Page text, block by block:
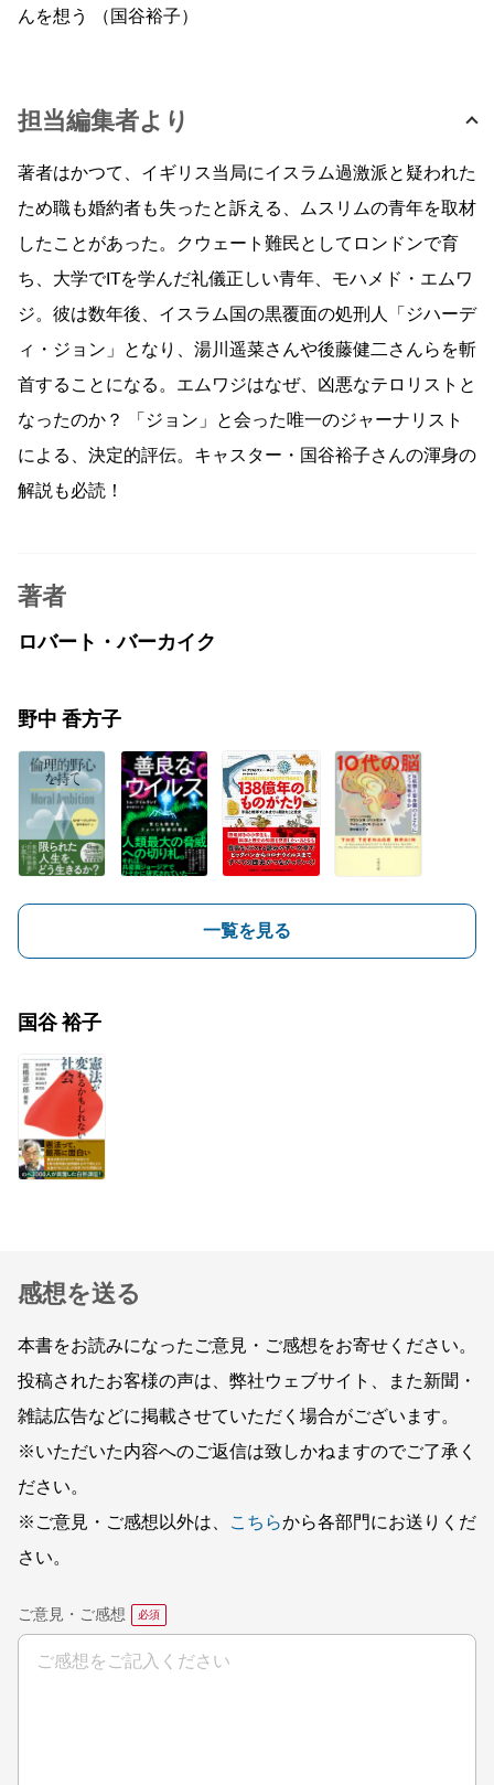
んを想う （国谷裕子）
担当編集者より
著者はかつて、イギリス当局にイスラム過激派と疑われた
ため職も婚約者も失ったと訴える、ムスリムの青年を取材
したことがあった。クウェート難民としてロンドンで育
ち、大学でITを学んだ礼儀正しい青年、モハメド・エムワ
ジ。彼は数年後、イスラム国の黒覆面の処刑人「ジハーデ
ィ・ジョン」となり、湯川遥菜さんや後藤健二さんらを斬
首することになる。エムワジはなぜ、凶悪なテロリストと
なったのか？ 「ジョン」と会った唯一のジャーナリスト
による、決定的評伝。キャスター・国谷裕子さんの渾身の
解説も必読！
著者
ロバート・バーカイク
野中 香方子
一覧を見る
国谷 裕子
感想を送る
本書をお読みになったご意見・ご感想をお寄せください。
投稿されたお客様の声は、弊社ウェブサイト、また新聞・
雑誌広告などに掲載させていただく場合がございます。
※いただいた内容へのご返信は致しかねますのでご了承く
ださい。
※ご意見・ご感想以外は、
こちらから各部門にお送りくだ
さい。
ご意見・ご感想